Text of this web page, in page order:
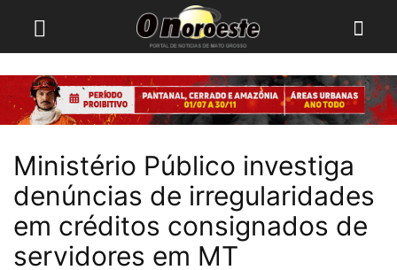
Ministério Público investiga
denúncias de irregularidades
em créditos consignados de
servidores em MT